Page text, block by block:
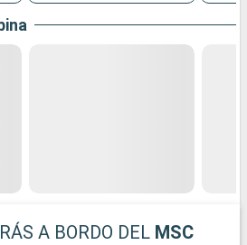
A BORDO DEL MSC